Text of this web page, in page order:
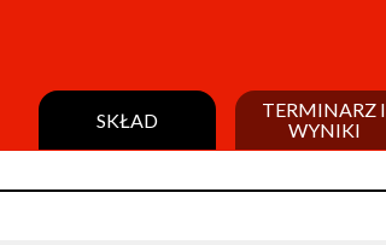
SKŁAD
TERMINARZ I
WYNIKI